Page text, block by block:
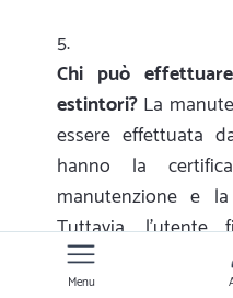
Chi può
estintori? La
essere effettuata
hanno la
manutenzione e
Tuttavia, l'utente
semplice
l'accessibilità
Menu